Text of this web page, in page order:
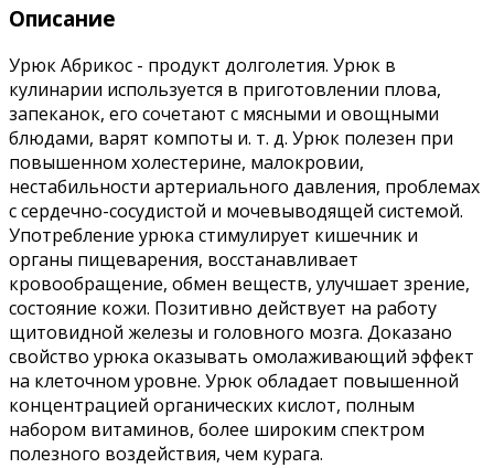
Описание
Урюк Абрикос - продукт долголетия. Урюк в
кулинарии используется в приготовлении плова,
запеканок, его сочетают с мясными и овощными
блюдами, варят компоты и. т. д. Урюк полезен при
повышенном холестерине, малокровии,
нестабильности артериального давления, проблемах
с сердечно-сосудистой и мочевыводящей системой.
Употребление урюка стимулирует кишечник и
органы пищеварения, восстанавливает
кровообращение, обмен веществ, улучшает зрение,
состояние кожи. Позитивно действует на работу
щитовидной железы и головного мозга. Доказано
свойство урюка оказывать омолаживающий эффект
на клеточном уровне. Урюк обладает повышенной
концентрацией органических кислот, полным
набором витаминов, более широким спектром
полезного воздействия, чем курага.